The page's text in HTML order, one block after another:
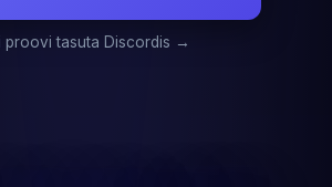
proovi tasuta Discordis →